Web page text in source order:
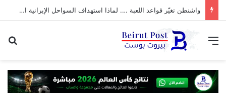
واشنطن تغيّر قواعد اللعبة …. لماذا استهداف السواحل الإيرانية الآن؟
القائمة